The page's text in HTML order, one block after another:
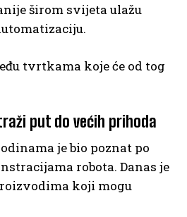
širom svijeta ulažu
tvrtkama koje će od tog
put do većih prihoda
je bio poznat po
robota. Danas je
koji mogu